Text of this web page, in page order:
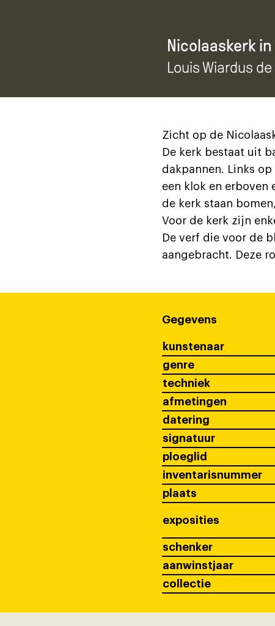
Nicolaaskerk
Louis Wiardus
Zicht op de
De kerk bestaat uit
dakpannen. Links
een klok en erboven
de kerk staan
Voor de kerk zijn
De verf die voor de
aangebracht. Deze
Gegevens
kunstenaar
genre
techniek
afmetingen
datering
signatuur
ploeglid
inventarisnummer
plaats
exposities
schenker
aanwinstjaar
collectie